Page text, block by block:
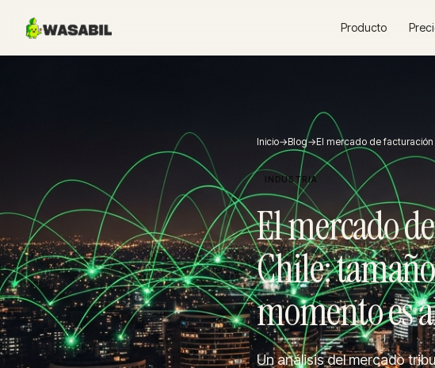
Producto
Inicio→Blog→El mercado de
INDUSTRIA
El mercado
Chile:
momento es
Un análisis del mercado